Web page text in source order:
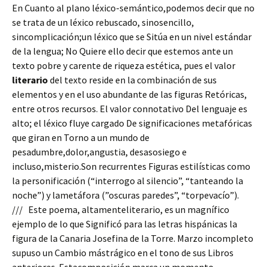
En Cuanto al plano léxico-semántico,podemos decir que no
se trata de un léxico rebuscado, sinosencillo,
sincomplicación;un léxico que se Sitúa en un nivel estándar
de la lengua; No Quiere ello decir que estemos ante un
texto pobre y carente de riqueza estética, pues el valor
literario del texto reside en la combinación de sus
elementos y en el uso abundante de las figuras Retóricas,
entre otros recursos. El valor connotativo Del lenguaje es
alto; el léxico fluye cargado De significaciones metafóricas
que giran en Torno a un mundo de
pesadumbre,dolor,angustia, desasosiego e
incluso,misterio.Son recurrentes Figuras estilísticas como
la personificación (“interrogo al silencio”, “tanteando la
noche”) y lametáfora (”oscuras paredes”, “torpevacío”).
/// Este poema, altamenteliterario, es un magnífico
ejemplo de lo que Significó para las letras hispánicas la
figura de la Canaria Josefina de la Torre. Marzo incompleto
supuso un Cambio mástrágico en el tono de sus Libros